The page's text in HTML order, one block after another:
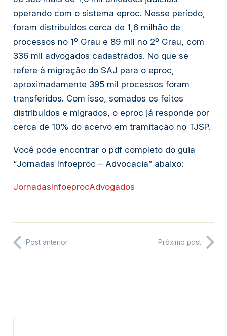
operando com o sistema eproc. Nesse período,
foram distribuídos cerca de 1,6 milhão de
processos no 1º Grau e 89 mil no 2º Grau, com
336 mil advogados cadastrados. No que se
refere à migração do SAJ para o eproc,
aproximadamente 395 mil processos foram
transferidos. Com isso, somados os feitos
distribuídos e migrados, o eproc já responde por
cerca de 10% do acervo em tramitação no TJSP.
Você pode encontrar o pdf completo do guia
“Jornadas Infoeproc – Advocacia”abaixo:
JornadasInfoeprocAdvogados
Post anterior Próximo post